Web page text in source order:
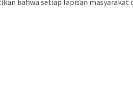
bahwa setiap lapisan